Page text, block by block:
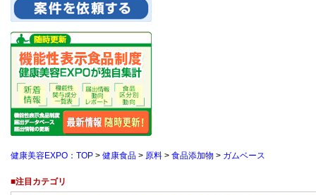
健康美容EXPO：TOP > 健康食品 > 原料 > 食品添加物 > ガムベース
■注目カテゴリ